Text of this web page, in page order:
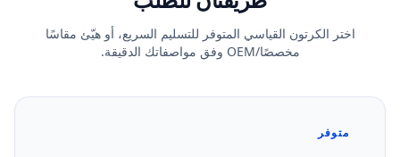
اختر الكرتون القياسي المتوفر للتسليم السريع، أو هيّئ مقاسًا
مخصصًا/OEM وفق مواصفاتك الدقيقة.
متوفر